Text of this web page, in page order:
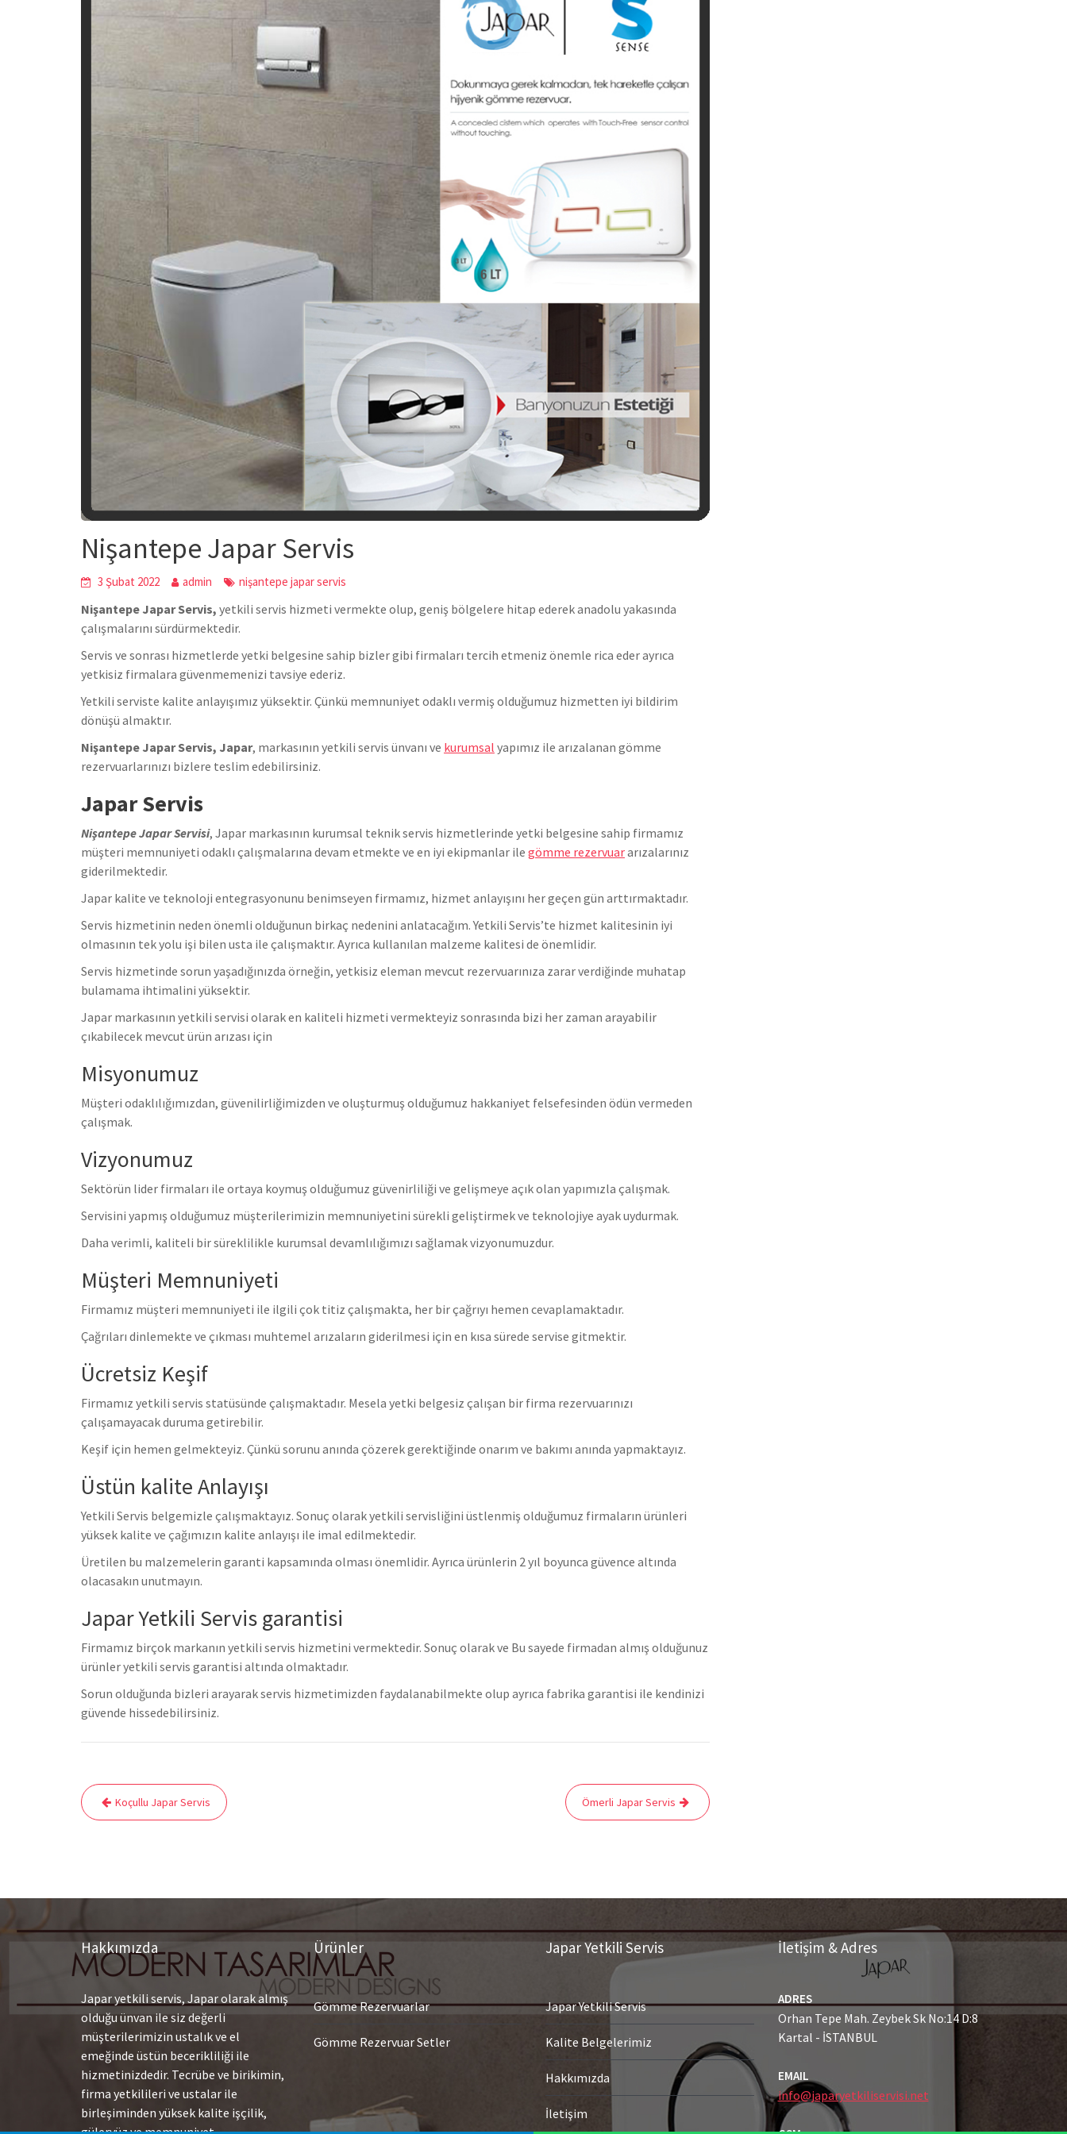
Nişantepe Japar Servis
3 Şubat 2022 admin nişantepe japar servis
Nişantepe Japar Servis, yetkili servis hizmeti vermekte olup, geniş bölgelere hitap ederek anadolu yakasında
çalışmalarını sürdürmektedir.
Servis ve sonrası hizmetlerde yetki belgesine sahip bizler gibi firmaları tercih etmeniz önemle rica eder ayrıca
yetkisiz firmalara güvenmemenizi tavsiye ederiz.
Yetkili serviste kalite anlayışımız yüksektir. Çünkü memnuniyet odaklı vermiş olduğumuz hizmetten iyi bildirim
dönüşü almaktır.
Nişantepe Japar Servis, Japar, markasının yetkili servis ünvanı ve kurumsal yapımız ile arızalanan gömme
rezervuarlarınızı bizlere teslim edebilirsiniz.
Japar Servis
Nişantepe Japar Servisi, Japar markasının kurumsal teknik servis hizmetlerinde yetki belgesine sahip firmamız
müşteri memnuniyeti odaklı çalışmalarına devam etmekte ve en iyi ekipmanlar ile gömme rezervuararızalarınız
giderilmektedir.
Japar kalite ve teknoloji entegrasyonunu benimseyen firmamız, hizmet anlayışını her geçen gün arttırmaktadır.
Servis hizmetinin neden önemli olduğunun birkaç nedenini anlatacağım. Yetkili Servis’te hizmet kalitesinin iyi
olmasının tek yolu işi bilen usta ile çalışmaktır. Ayrıca kullanılan malzeme kalitesi de önemlidir.
Servis hizmetinde sorun yaşadığınızda örneğin, yetkisiz eleman mevcut rezervuarınıza zarar verdiğinde muhatap
bulamama ihtimalini yüksektir.
Japar markasının yetkili servisi olarak en kaliteli hizmeti vermekteyiz sonrasında bizi her zaman arayabilir
çıkabilecek mevcut ürün arızası için
Misyonumuz
Müşteri odaklılığımızdan, güvenilirliğimizden ve oluşturmuş olduğumuz hakkaniyet felsefesinden ödün vermeden
çalışmak.
Vizyonumuz
Sektörün lider firmaları ile ortaya koymuş olduğumuz güvenirliliği ve gelişmeye açık olan yapımızla çalışmak.
Servisini yapmış olduğumuz müşterilerimizin memnuniyetini sürekli geliştirmek ve teknolojiye ayak uydurmak.
Daha verimli, kaliteli bir süreklilikle kurumsal devamlılığımızı sağlamak vizyonumuzdur.
Müşteri Memnuniyeti
Firmamız müşteri memnuniyeti ile ilgili çok titiz çalışmakta, her bir çağrıyı hemen cevaplamaktadır.
Çağrıları dinlemekte ve çıkması muhtemel arızaların giderilmesi için en kısa sürede servise gitmektir.
Ücretsiz Keşif
Firmamız yetkili servis statüsünde çalışmaktadır. Mesela yetki belgesiz çalışan bir firma rezervuarınızı
çalışamayacak duruma getirebilir.
Keşif için hemen gelmekteyiz. Çünkü sorunu anında çözerek gerektiğinde onarım ve bakımı anında yapmaktayız.
Üstün kalite Anlayışı
Yetkili Servis belgemizle çalışmaktayız. Sonuç olarak yetkili servisliğini üstlenmiş olduğumuz firmaların ürünleri
yüksek kalite ve çağımızın kalite anlayışı ile imal edilmektedir.
Üretilen bu malzemelerin garanti kapsamında olması önemlidir. Ayrıca ürünlerin 2 yıl boyunca güvence altında
olacasakın unutmayın.
Japar Yetkili Servis garantisi
Firmamız birçok markanın yetkili servis hizmetini vermektedir. Sonuç olarak ve Bu sayede firmadan almış olduğunuz
ürünler yetkili servis garantisi altında olmaktadır.
Sorun olduğunda bizleri arayarak servis hizmetimizden faydalanabilmekte olup ayrıca fabrika garantisi ile kendinizi
güvende hissedebilirsiniz.
Yazı
gezinmesi
Koçullu Japar Servis Ömerli Japar Servis
Hakkımızda
Japar yetkili servis, Japar olarak almış
olduğu ünvan ile siz değerli
müşterilerimizin ustalık ve el
emeğinde üstün becerikliliği ile
hizmetinizdedir. Tecrübe ve birikimin,
firma yetkilileri ve ustalar ile
birleşiminden yüksek kalite işçilik,
Ürünler
Gömme Rezervuarlar
Gömme Rezervuar Setler
Japar Yetkili Servis
Japar Yetkili Servis
Kalite Belgelerimiz
Hakkımızda
İletişim
İletişim & Adres
ADRES
Orhan Tepe Mah. Zeybek Sk No:14 D:8
Kartal - İSTANBUL
EMAIL
info@japaryetkiliservisi.net